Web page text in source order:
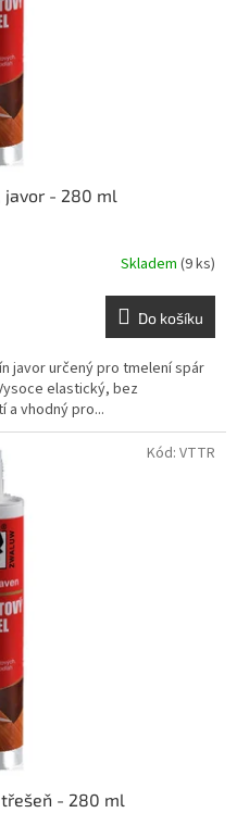
javor - 280 ml
Skladem (9 ks)
Do košíku
javor určený pro tmelení spár
elastický, bez
vhodný pro...
třešeň - 280 ml
Kód: VTTR